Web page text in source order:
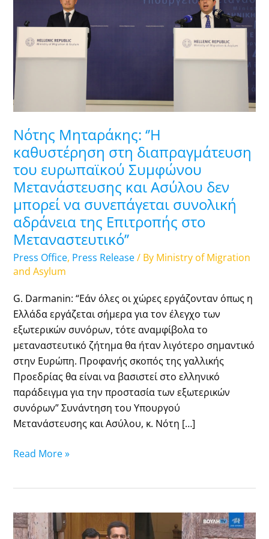
Νότης Μηταράκης: ‘’Η
καθυστέρηση στη διαπραγμάτευση
του ευρωπαϊκού Συμφώνου
Μετανάστευσης και Ασύλου δεν
μπορεί να συνεπάγεται συνολική
αδράνεια της Επιτροπής στο
Μεταναστευτικό’’
Press Office, Press Release/ By Ministry of Migration
and Asylum
G. Darmanin: “Εάν όλες οι χώρες εργάζονταν όπως η
Ελλάδα εργάζεται σήμερα για τον έλεγχο των
εξωτερικών συνόρων, τότε αναμφίβολα το
μεταναστευτικό ζήτημα θα ήταν λιγότερο σημαντικό
στην Ευρώπη. Προφανής σκοπός της γαλλικής
Προεδρίας θα είναι να βασιστεί στο ελληνικό
παράδειγμα για την προστασία των εξωτερικών
συνόρων” Συνάντηση του Υπουργού
Μετανάστευσης και Ασύλου, κ. Νότη […]
καθυστέρηση
στη
διαπραγμάτευση
του
ευρωπαϊκού
Συμφώνου
Μετανάστευσης
και
Ασύλου
δεν
μπορεί
να
συνεπάγεται
συνολική
αδράνεια
της
Επιτροπής
στο
Read More »
Ν.
Μηταράκης: